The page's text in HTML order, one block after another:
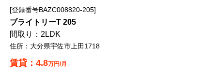
登録番号BAZC008820-205
ブライトリーT 205
2LDK
大分県宇佐市上田1718
4.8万円/月